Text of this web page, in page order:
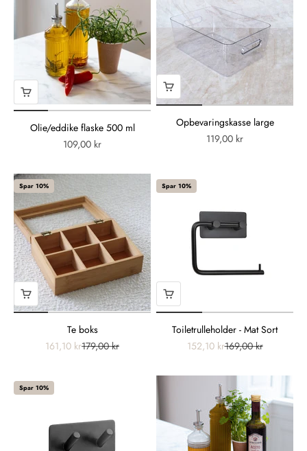
Olie/eddike flaske 500 ml
109,00 kr
Opbevaringskasse large
119,00 kr
Spar 10%
Te boks
161,10 kr179,00 kr
Spar 10%
Toiletrulleholder - Mat Sort
152,10 kr169,00 kr
Spar 10%